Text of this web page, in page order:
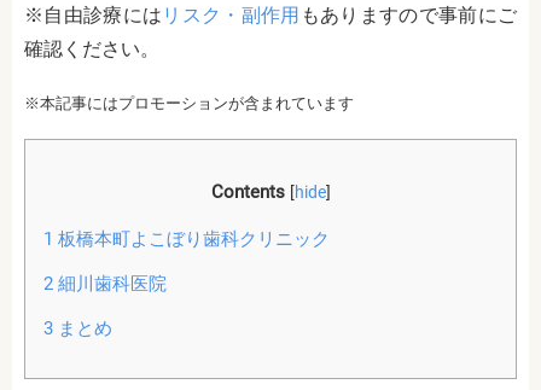
※自由診療には リスク・副作用 もありますので事前にご
確認ください。
※本記事にはプロモーションが含まれています
Contents [hide]
1 板橋本町よこぼり歯科クリニック
2細川歯科医院
3まとめ